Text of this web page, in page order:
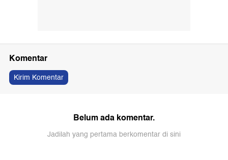
Komentar
Kirim Komentar
Belum ada komentar.
Jadilah yang pertama berkomentar di sini